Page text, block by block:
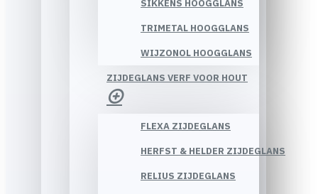
SIKKENS HOOGGLANS
TRIMETAL HOOGGLANS
WIJZONOL HOOGGLANS
ZIJDEGLANS VERF VOOR HOUT
FLEXA ZIJDEGLANS
HERFST & HELDER ZIJDEGLANS
RELIUS ZIJDEGLANS